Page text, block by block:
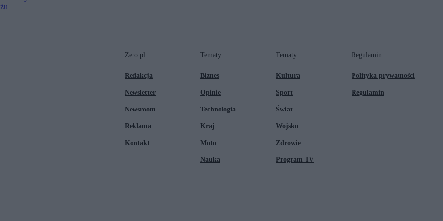
Zero.pl
Redakcja
Newsletter
Newsroom
Reklama
Kontakt
Tematy
Biznes
Opinie
Technologia
Kraj
Moto
Nauka
Tematy
Kultura
Sport
Świat
Wojsko
Zdrowie
Program TV
Regulamin
Polityka prywatności
Regulamin